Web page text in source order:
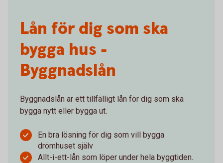
Lån för dig som ska
bygga hus -
Byggnadslån
Byggnadslån är ett tillfälligt lån för dig som ska
bygga nytt eller bygga ut.
En bra lösning för dig som vill bygga
drömhuset själv
Allt-i-ett-lån som löper under hela byggtiden.